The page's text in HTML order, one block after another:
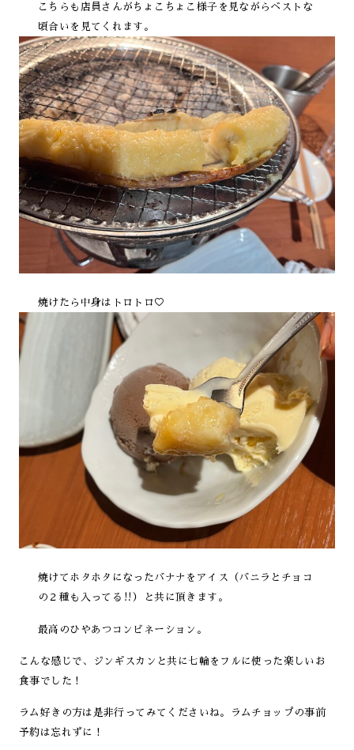
こちらも店員さんがちょこちょこ様子を見ながらベストな
頃合いを見てくれます。
焼けたら中身はトロトロ♡
焼けてホタホタになったバナナをアイス（バニラとチョコ
の２種も入ってる‼）と共に頂きます。
最高のひやあつコンビネーション。
こんな感じで、ジンギスカンと共に七輪をフルに使った楽しいお
食事でした！
ラム好きの方は是非行ってみてくださいね。ラムチョップの事前
予約は忘れずに！